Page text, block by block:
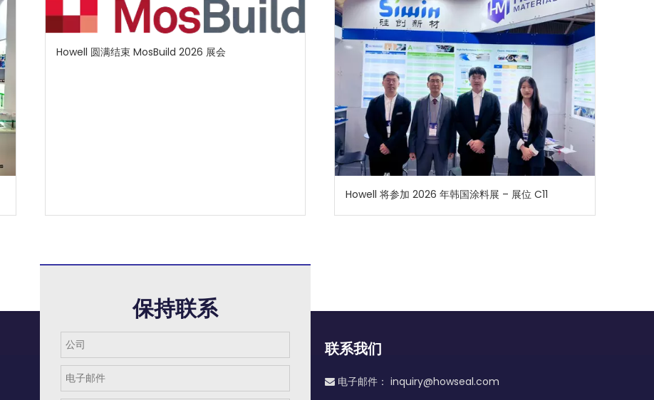
Howell 圆满结束 MosBuild 2026 展会
Howell 将参加 2026 年韩国涂料展 – 展位 C11
保持联系
联系我们
 电子邮件： inquiry@howseal.com